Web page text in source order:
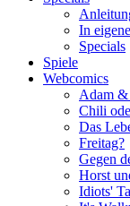
In
Specials
Spiele
Webcomics
Adam
Chili
Das
Freitag?
Gegen
Horst
Idiots'